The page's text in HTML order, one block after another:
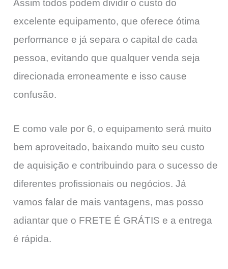
Assim todos podem dividir o custo do
excelente equipamento, que oferece ótima
performance e já separa o capital de cada
pessoa, evitando que qualquer venda seja
direcionada erroneamente e isso cause
confusão.
E como vale por 6, o equipamento será muito
bem aproveitado, baixando muito seu custo
de aquisição e contribuindo para o sucesso de
diferentes profissionais ou negócios. Já
vamos falar de mais vantagens, mas posso
adiantar que o FRETE É GRÁTIS e a entrega
é rápida.